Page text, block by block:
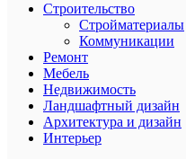
Строительство
Стройматериалы
Коммуникации
Ремонт
Мебель
Недвижимость
Ландшафтный дизайн
Архитектура и дизайн
Интерьер